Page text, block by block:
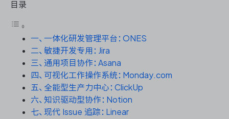
研发效能管理
DevOps
资源和工时管理
目录
一、一体化研发管理平台：ONES
二、敏捷开发专用：Jira
三、通用项目协作：Asana
四、可视化工作操作系统：Monday.com
五、全能型生产力中心：ClickUp
六、知识驱动型协作：Notion
七、现代 Issue 追踪：Linear